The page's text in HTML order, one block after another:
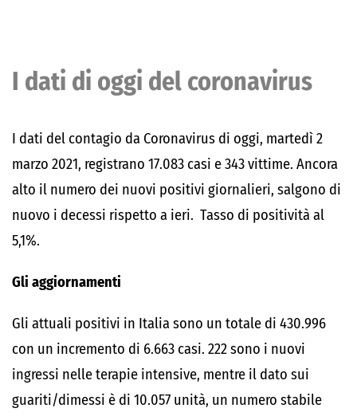
I dati di oggi del coronavirus
I dati del contagio da Coronavirus di oggi, martedì 2
marzo 2021, registrano 17.083 casi e 343 vittime. Ancora
alto il numero dei nuovi positivi giornalieri, salgono di
nuovo i decessi rispetto a ieri. Tasso di positività al
5,1%.
Gli aggiornamenti
Gli attuali positivi in Italia sono un totale di 430.996
con un incremento di 6.663 casi. 222 sono i nuovi
ingressi nelle terapie intensive, mentre il dato sui
guariti/dimessi è di 10.057 unità, un numero stabile